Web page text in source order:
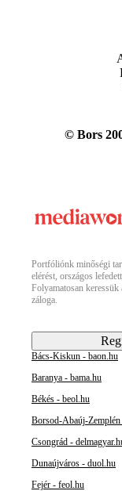
© Bors
Portfóliónk minőségi
elérést, országos
Folyamatosan
záloga.
Bács-Kiskun - baon.hu
Baranya - bama.hu
Békés - beol.hu
Borsod-Abaúj-
Csongrád -
Dunaújváros - duol.hu
Fejér - feol.hu